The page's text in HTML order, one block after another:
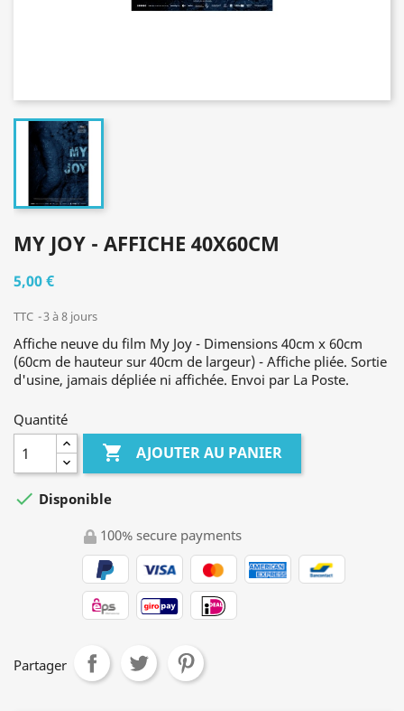
MY JOY - AFFICHE 40X60CM
5,00 €
TTC 3 à 8 jours
Affiche neuve du film My Joy - Dimensions 40cm x 60cm
(60cm de hauteur sur 40cm de largeur) - Affiche pliée. Sortie
d'usine, jamais dépliée ni affichée. Envoi par La Poste.
Quantité
 AJOUTER AU PANIER
 Disponible
100% secure payments
Partager